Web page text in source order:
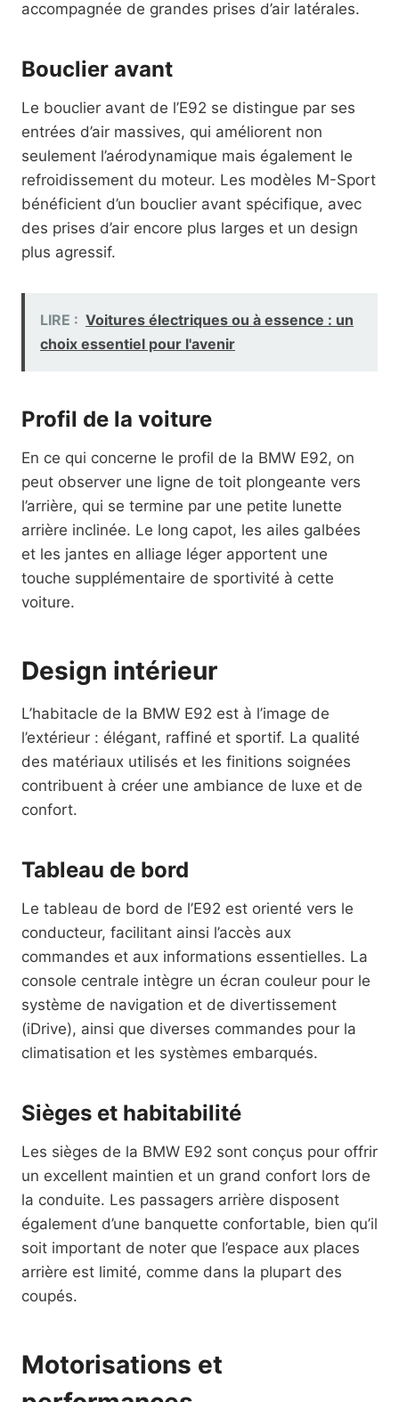
accompagnée de grandes prises d’air latérales.
Bouclier avant
Le bouclier avant de l’E92 se distingue par ses
entrées d’air massives, qui améliorent non
seulement l’aérodynamique mais également le
refroidissement du moteur. Les modèles M-Sport
bénéficient d’un bouclier avant spécifique, avec
des prises d’air encore plus larges et un design
plus agressif.
LIRE : Voitures électriques ou à essence : un
choix essentiel pour l'avenir
Profil de la voiture
En ce qui concerne le profil de la BMW E92, on
peut observer une ligne de toit plongeante vers
l’arrière, qui se termine par une petite lunette
arrière inclinée. Le long capot, les ailes galbées
et les jantes en alliage léger apportent une
touche supplémentaire de sportivité à cette
voiture.
Design intérieur
L’habitacle de la BMW E92 est à l’image de
l’extérieur : élégant, raffiné et sportif. La qualité
des matériaux utilisés et les finitions soignées
contribuent à créer une ambiance de luxe et de
confort.
Tableau de bord
Le tableau de bord de l’E92 est orienté vers le
conducteur, facilitant ainsi l’accès aux
commandes et aux informations essentielles. La
console centrale intègre un écran couleur pour le
système de navigation et de divertissement
(iDrive), ainsi que diverses commandes pour la
climatisation et les systèmes embarqués.
Sièges et habitabilité
Les sièges de la BMW E92 sont conçus pour offrir
un excellent maintien et un grand confort lors de
la conduite. Les passagers arrière disposent
également d’une banquette confortable, bien qu’il
soit important de noter que l’espace aux places
arrière est limité, comme dans la plupart des
coupés.
Motorisations et